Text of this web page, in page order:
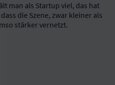
man als Startup viel, das hat
die Szene, zwar kleiner als
stärker vernetzt.